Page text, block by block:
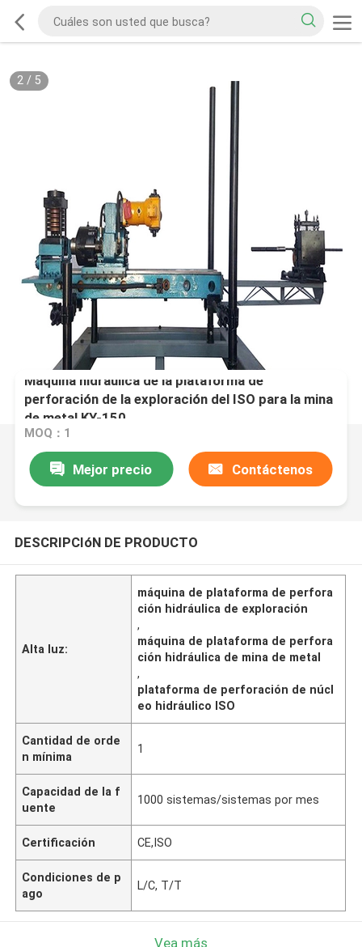
2/ 5
Máquina hidráulica de la plataforma de
perforación de la exploración del ISO para la mina
de metal KY-150
MOQ：1
Mejor precio Contáctenos
DESCRIPCIóN DE PRODUCTO
Alta luz:
máquina de plataforma de perfora
ción hidráulica de exploración
,
máquina de plataforma de perfora
ción hidráulica de mina de metal
,
plataforma de perforación de núcl
eo hidráulico ISO
Cantidad de orde
n mínima
1
Capacidad de la f
uente
1000 sistemas/sistemas por mes
Certificación CE,ISO
Condiciones de p
ago
L/C, T/T
Vea más